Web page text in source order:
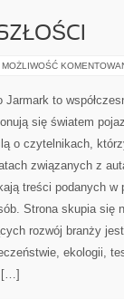
MOŻLIWOŚĆ
Jarmark to
się światem
o czytelnikach,
związanych z
treści podanych w
Strona skupia się
rozwój branży
ekologii,
[…]